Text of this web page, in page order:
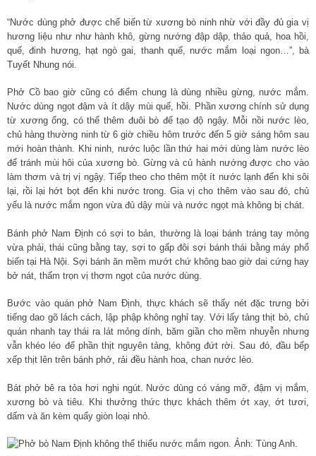
“Nước dùng phở được chế biến từ xương bò ninh nhừ với đầy đủ gia vị
hương liệu như như hành khô, gừng nướng đập dập, thảo quả, hoa hồi,
quế, đinh hương, hạt ngò gai, thanh quế, nước mắm loại ngon…”, bà
Tuyết Nhung nói.
Phở Cồ bao giờ cũng có điểm chung là dùng nhiều gừng, nước mắm.
Nước dùng ngọt đậm và ít dậy mùi quế, hồi. Phần xương chính sử dụng
từ xương ống, có thể thêm đuôi bò để tạo độ ngậy. Mỗi nồi nước lèo,
chủ hàng thường ninh từ 6 giờ chiều hôm trước đến 5 giờ sáng hôm sau
mới hoàn thành. Khi ninh, nước luộc lần thứ hai mới dùng làm nước lèo
để tránh mùi hôi của xương bò. Gừng và củ hành nướng được cho vào
làm thơm và trị vị ngậy. Tiếp theo cho thêm một ít nước lạnh đến khi sôi
lại, rồi lại hớt bọt đến khi nước trong. Gia vị cho thêm vào sau đó, chủ
yếu là nước mắm ngon vừa đủ dậy mùi và nước ngọt mà không bị chát.
Bánh phở Nam Định có sợi to bản, thường là loại bánh tráng tay mỏng
vừa phải, thái cũng bằng tay, sợi to gấp đôi sợi bánh thái bằng máy phổ
biến tại Hà Nội. Sợi bánh ăn mềm mướt chứ không bao giờ dai cứng hay
bở nát, thấm trọn vị thơm ngọt của nước dùng.
Bước vào quán phở Nam Định, thực khách sẽ thấy nét đặc trưng bởi
tiếng dao gõ lách cách, lập phập không nghỉ tay. Với lấy tảng thịt bò, chủ
quán nhanh tay thái ra lát mỏng dính, băm giần cho mềm nhuyễn nhưng
vẫn khéo léo để phần thịt nguyên tảng, không đứt rời. Sau đó, đầu bếp
xếp thịt lên trên bánh phở, rải đều hành hoa, chan nước lèo.
Bát phở bê ra tỏa hơi nghi ngút. Nước dùng có váng mỡ, đậm vị mắm,
xương bò và tiêu. Khi thưởng thức thực khách thêm ớt xay, ớt tươi,
dấm và ăn kèm quẩy giòn loại nhỏ.